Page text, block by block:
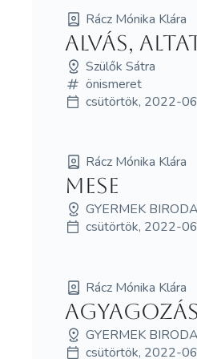
Rácz Mónika Klára
Alvás,
Szülők Sátra
önismeret
csütörtök, 2022-
Rácz Mónika Klára
MESE
GYERMEK
csütörtök, 2022-
Rácz Mónika Klára
Agyagozás
GYERMEK
csütörtök, 2022-